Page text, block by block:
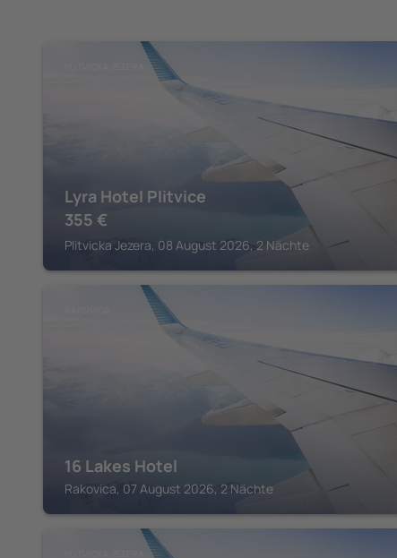
Lyra Hotel Plitvice
355 €
Plitvicka Jezera, 08 August 2026, 2 Nächte
16 Lakes Hotel
Rakovica, 07 August 2026, 2 Nächte